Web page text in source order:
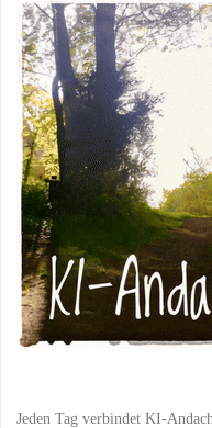
Jeden Tag verbindet KI-